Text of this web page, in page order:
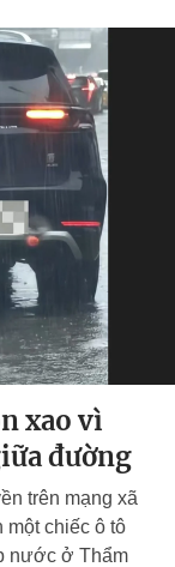
xao vì
đường
trên mạng xã
một chiếc ô tô
nước ở Thẩm